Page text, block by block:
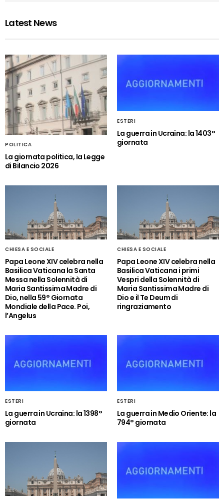
Latest News
POLITICA
La giornata politica, la Legge
di Bilancio 2026
ESTERI
La guerra in Ucraina: la 1403°
giornata
CHIESA E SOCIALE
Papa Leone XIV celebra nella
Basilica Vaticana la Santa
Messa nella Solennità di
Maria Santissima Madre di
Dio, nella 59° Giornata
Mondiale della Pace. Poi,
l’Angelus
CHIESA E SOCIALE
Papa Leone XIV celebra nella
Basilica Vaticana i primi
Vespri della Solennità di
Maria Santissima Madre di
Dio e il Te Deum di
ringraziamento
ESTERI
La guerra in Ucraina: la 1398°
giornata
ESTERI
La guerra in Medio Oriente: la
794° giornata